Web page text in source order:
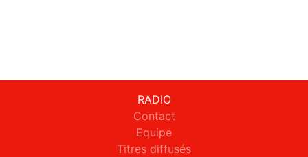
RADIO
Contact
Equipe
Titres diffusés